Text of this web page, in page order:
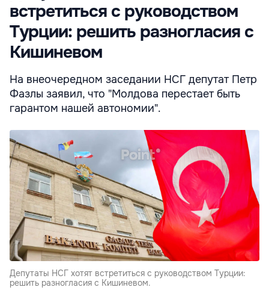
встретиться с руководством
Турции: решить разногласия с
Кишиневом
На внеочередном заседании НСГ депутат Петр
Фазлы заявил, что "Молдова перестает быть
гарантом нашей автономии".
Депутаты НСГ хотят встретиться с руководством Турции:
решить разногласия с Кишиневом.